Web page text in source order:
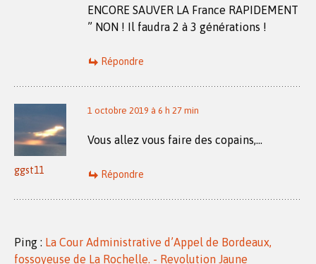
ENCORE SAUVER LA France RAPIDEMENT
” NON ! Il faudra 2 à 3 générations !
Répondre
ggst11
1 octobre 2019 à 6 h 27 min
Vous allez vous faire des copains,…
Répondre
Ping : La Cour Administrative d’Appel de Bordeaux,
fossoyeuse de La Rochelle. - Revolution Jaune